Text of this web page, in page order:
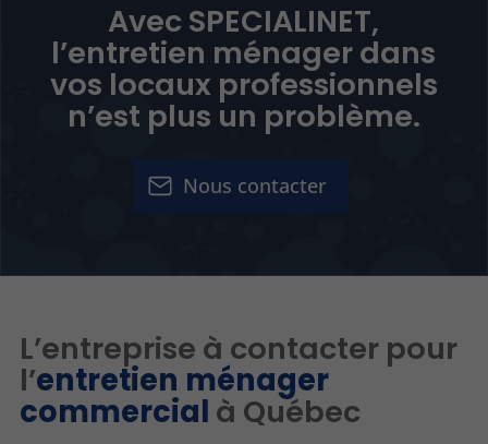
AvecSPECIALINET,
l’entretien ménager dans
vos locaux professionnels
n’est plus un problème.
Nous contacter
L’entreprise à contacter pour
l’entretien ménager
commercial à Québec